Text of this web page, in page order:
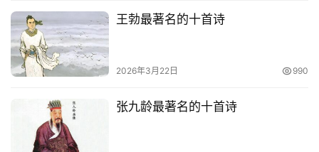
王勃最著名的十首诗
2026年3月22日 990
张九龄最著名的十首诗